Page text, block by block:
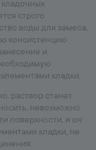
строго
воды для замеса.
консистенцию
и
кладки.
раствор станет
невозможно
поверхности, и он
кладки, не